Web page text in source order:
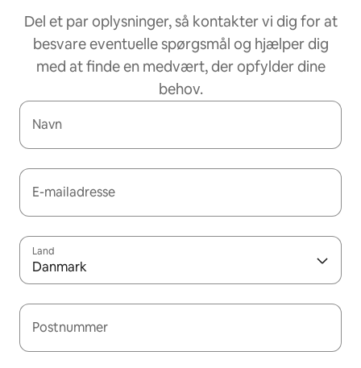
Del et par oplysninger, så kontakter vi dig for at
besvare eventuelle spørgsmål og hjælper dig
med at finde en medvært, der opfylder dine
behov.
Navn
E-mailadresse
Land
Danmark
Postnummer